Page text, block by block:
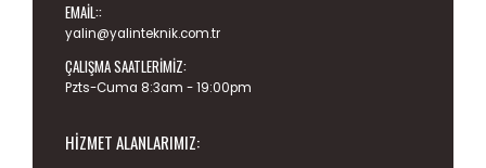
EMAIL::
yalin@yalinteknik.com.tr
ÇALIŞMA SAATLERIMIZ:
Pzts-Cuma 8:3am - 19:00pm
HIZMET ALANLARIMIZ: